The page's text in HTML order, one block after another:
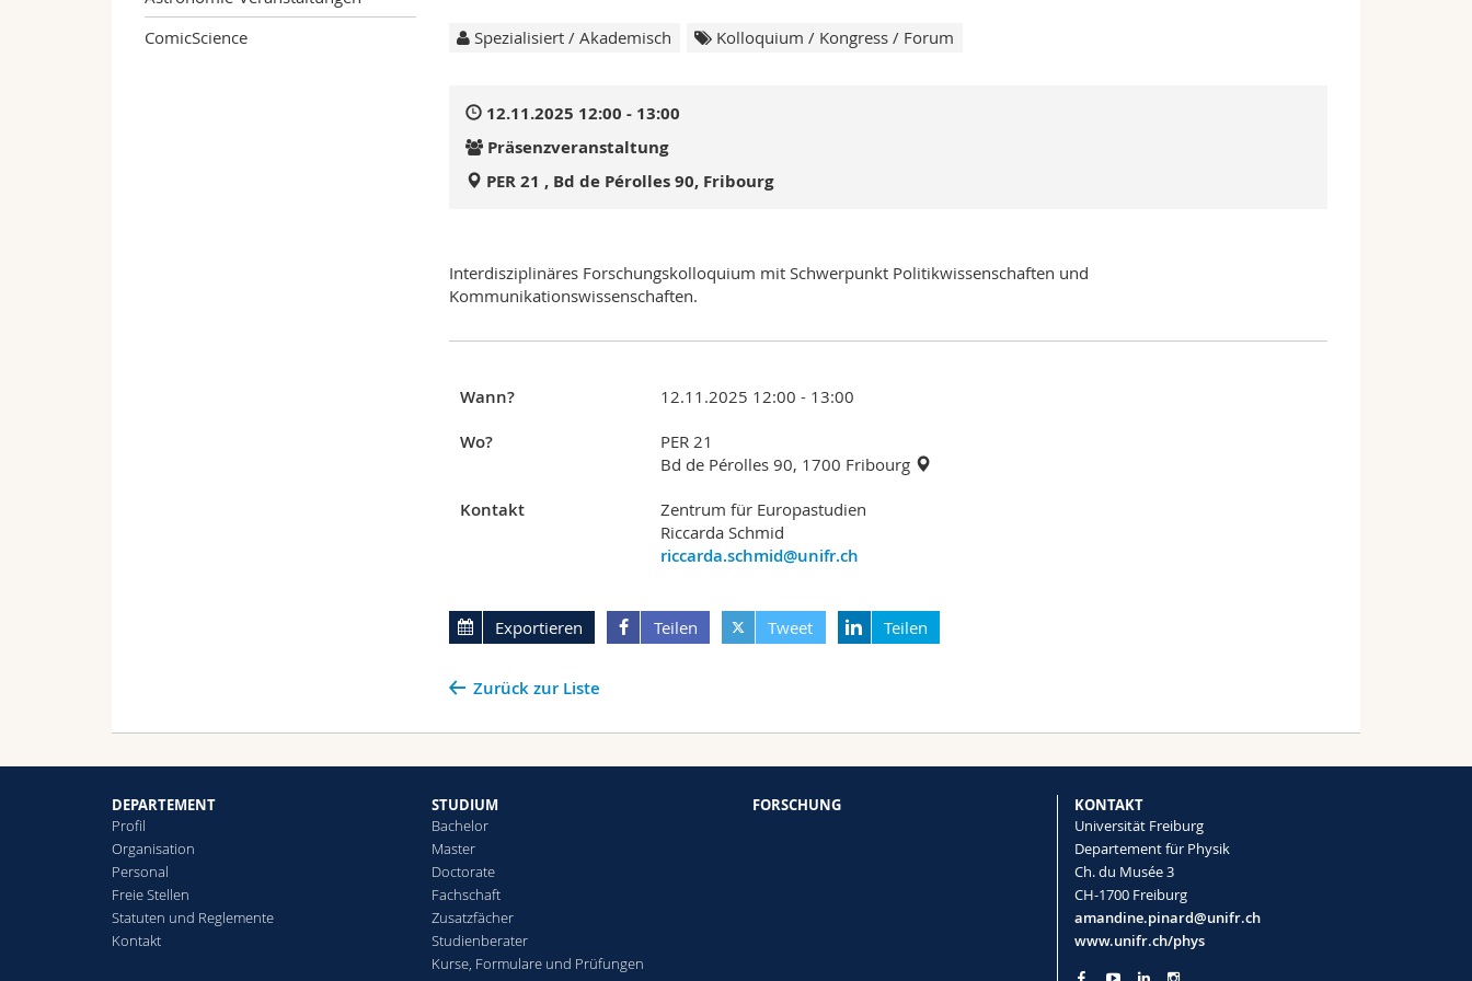
ComicScience
Spezialisiert / Akademisch Kolloquium / Kongress / Forum
12.11.2025 12:00 - 13:00
Präsenzveranstaltung
PER 21 , Bd de Pérolles 90, Fribourg
Interdisziplinäres Forschungskolloquium mit Schwerpunkt Politikwissenschaften und
Kommunikationswissenschaften.
Wann? 12.11.2025 12:00 - 13:00
Wo?
PER 21
Bd de Pérolles 90, 1700 Fribourg
Kontakt
Zentrum für Europastudien
Riccarda Schmid
riccarda.schmid@unifr.ch
Exportieren Teilen Tweet Teilen
Zurück zur Liste
DEPARTEMENT
Profil
Organisation
Personal
Freie Stellen
Statuten und Reglemente
Kontakt
STUDIUM
Bachelor
Master
Doctorate
Fachschaft
Zusatzfächer
Studienberater
Kurse, Formulare und Prüfungen
FORSCHUNG
KONTAKT
Universität Freiburg
Departement für Physik
Ch. du Musée 3
CH-1700 Freiburg
amandine.pinard@unifr.ch
www.unifr.ch/phys